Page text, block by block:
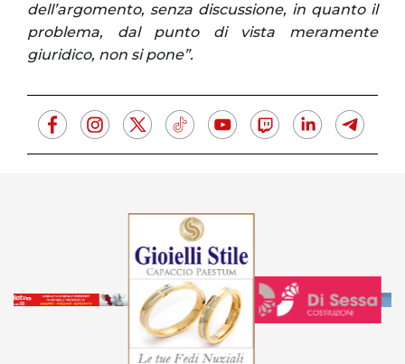
dell’argomento, senza discussione, in quanto il
problema, dal punto di vista meramente
giuridico, non si pone”.